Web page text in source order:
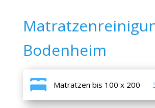
Bodenheim
Matratzen bis 100 x 200